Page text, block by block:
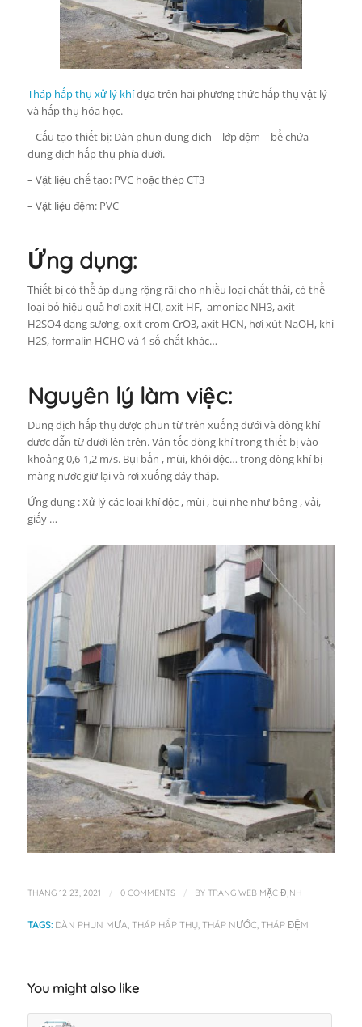
Tháp hấp thụ xử lý khídựa trên hai phương thức hấp thụ vật lý
và hấp thụ hóa học.
– Cấu tạo thiết bị: Dàn phun dung dịch – lớp đệm – bể chứa
dung dịch hấp thụ phía dưới.
– Vật liệu chế tạo: PVC hoặc thép CT3
– Vật liệu đệm: PVC
Ứng dụng:
Thiết bị có thể áp dụng rộng rãi cho nhiều loại chất thải, có thể
loại bỏ hiệu quả hơi axit HCl, axit HF, amoniac NH3, axit
H2SO4 dạng sương, oxit crom CrO3, axit HCN, hơi xút NaOH, khí
H2S, formalin HCHO và 1 số chất khác…
Nguyên lý làm việc:
Dung dịch hấp thụ được phun từ trên xuống dưới và dòng khí
đươc dẫn từ dưới lên trên. Vân tốc dòng khí trong thiết bị vào
khoảng 0,6-1,2 m/s. Bụi bẩn , mùi, khói độc… trong dòng khí bị
màng nước giữ lại và rơi xuống đáy tháp.
Ứng dụng : Xử lý các loại khí độc , mùi , bụi nhẹ như bông , vải,
giấy …
THÁNG 12 23, 2021 / 0 COMMENTS / BY TRANG WEB MẶC ĐỊNH
TAGS: DÀN PHUN MƯA THÁP HẤP THỤ, THÁP NƯỚC THÁP ĐỆM
You might also like